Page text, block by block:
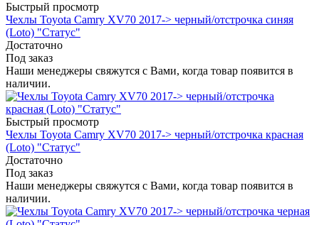
Быстрый просмотр
Чехлы Toyota Camry XV70 2017-> черный/отстрочка синяя
(Loto) "Статус"
Достаточно
Под заказ
Наши менеджеры свяжутся с Вами, когда товар появится в
наличии.
Быстрый просмотр
Чехлы Toyota Camry XV70 2017-> черный/отстрочка красная
(Loto) "Статус"
Достаточно
Под заказ
Наши менеджеры свяжутся с Вами, когда товар появится в
наличии.